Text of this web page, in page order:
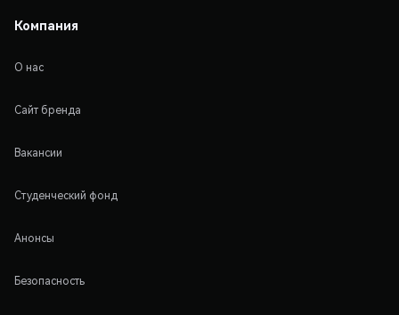
Компания
О нас
Сайт бренда
Вакансии
Студенческий фонд
Анонсы
Безопасность